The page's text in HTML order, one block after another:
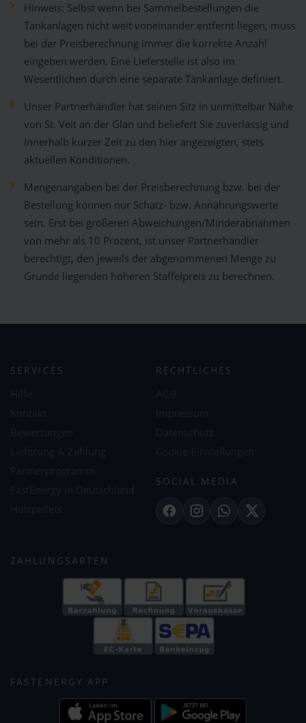
Hinweis: Selbst wenn bei Sammelbestellungen die
Tankanlagen nicht weit voneinander entfernt liegen, muss
bei der Preisberechnung immer die korrekte Anzahl
eingeben werden. Eine Lieferstelle ist also im
Wesentlichen durch eine separate Tankanlage definiert.
Unser Partnerhändler hat seinen Sitz in unmittelbar Nähe
von St. Veit an der Glan und beliefert Sie zuverlässig und
innerhalb kurzer Zeit zu den hier angezeigten, stets
aktuellen Konditionen.
Mengenangaben bei der Preisberechnung bzw. bei der
Bestellung können nur Schätz- bzw. Annährungswerte
sein. Erst bei größeren Abweichungen/Minderabnahmen
von mehr als 10 Prozent, ist unser Partnerhändler
berechtigt, den jeweils der abgenommenen Menge zu
Grunde liegenden höheren Staffelpreis zu berechnen.
SERVICES RECHTLICHES
SOCIAL MEDIA
FacebookInstagramWhatsApp
X
ZAHLUNGSARTEN
FASTENERGY APP